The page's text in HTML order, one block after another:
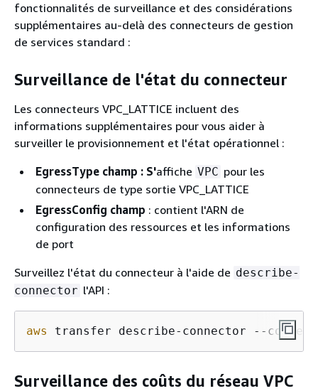
fonctionnalités de surveillance et des considérations
supplémentaires au-delà des connecteurs de gestion
de services standard :
Surveillance de l'état du connecteur
Les connecteurs VPC_LATTICE incluent des
informations supplémentaires pour vous aider à
surveiller le provisionnement et l'état opérationnel :
EgressType champ : S'affiche VPC pour les
connecteurs de type sortie VPC_LATTICE
EgressConfig champ : contient l'ARN de
configuration des ressources et les informations
de port
Surveillez l'état du connecteur à l'aide de describe-
connector l'API :
aws transfer describe-connector --
Surveillance des coûts du réseau VPC